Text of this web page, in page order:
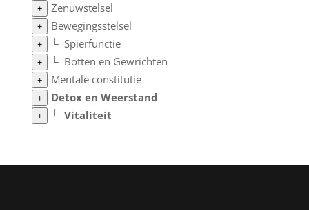
+ Zenuwstelsel
+ Bewegingsstelsel
+ └ Spierfunctie
+ └ Botten en Gewrichten
+ Mentale constitutie
+ Detox en Weerstand
+ └ Vitaliteit